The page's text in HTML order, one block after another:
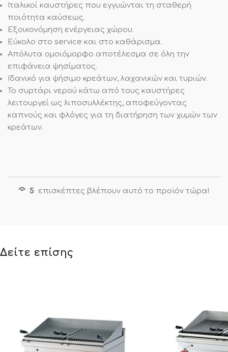
Ιταλικοί καυστήρες που εγγυώνται τη σταθερή
ποιότητα καύσεως.
Εξοικονόμηση ενέργειας χώρου.
Eύκολο στο service και στο καθάρισμα.
Απόλυτα ομοιόμορφο αποτέλεσμα σε όλη την
επιφάνεια ψησίματος.
Ιδανικό για ψήσιμο κρεάτων, λαχανικών και τυριών.
Το συρτάρι νερού κάτω από τους καυστήρες
λειτουργεί ως λιποσυλλέκτης, αποφεύγοντας
καπνούς και φλόγες για τη διατήρηση των χυμών των
κρεάτων.
5 επισκέπτες βλέπουν αυτό το προϊόν τώρα!
Δείτε επίσης